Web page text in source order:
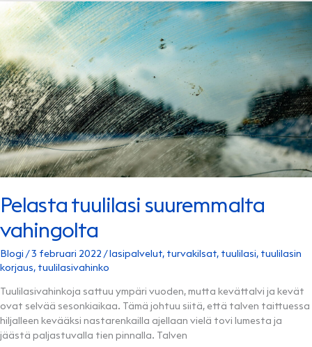
Pelasta tuulilasi suuremmalta
vahingolta
Blogi /3 februari 2022 /lasipalvelut, turvakilsat, tuulilasi, tuulilasin
korjaus, tuulilasivahinko
Tuulilasivahinkoja sattuu ympäri vuoden, mutta kevättalvi ja kevät
ovat selvää sesonkiaikaa. Tämä johtuu siitä, että talven taittuessa
hiljalleen kevääksi nastarenkailla ajellaan vielä tovi lumesta ja
jäästä paljastuvalla tien pinnalla. Talven